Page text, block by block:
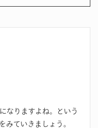
なりますよね。という
みていきましょう。